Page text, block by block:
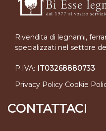
Rivendita di legnami,
specializzati nel settore
P.IVA: IT03268880733
Privacy Policy Cookie
CONTATTACI